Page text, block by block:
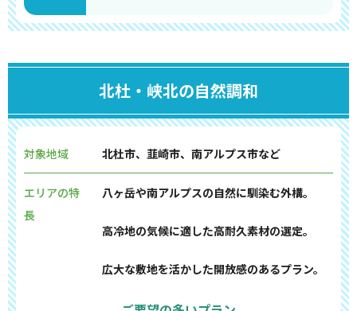
北杜・峡北の自然調和
対象地域 北杜市、韮崎市、南アルプス市など
エリアの特
長
八ヶ岳や南アルプスの自然に馴染む外構。
高冷地の気候に適した高耐久素材の選定。
広大な敷地を活かした開放感のあるプラン。